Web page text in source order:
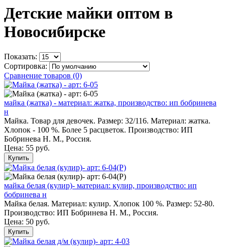
Детские майки оптом в
Новосибирске
Показать:
Сортировка:
Сравнение товаров (0)
майка (жатка) - материал: жатка, производство: ип бобринева
н
Майка. Товар для девочек. Размер: 32/116. Материал: жатка.
Хлопок - 100 %. Более 5 расцветок. Производство: ИП
Бобринева Н. М., Россия.
Цена: 55 руб.
Купить
майка белая (кулир)- материал: кулир, производство: ип
бобринева н
Майка белая. Материал: кулир. Хлопок 100 %. Размер: 52-80.
Производство: ИП Бобринева Н. М., Россия.
Цена: 50 руб.
Купить